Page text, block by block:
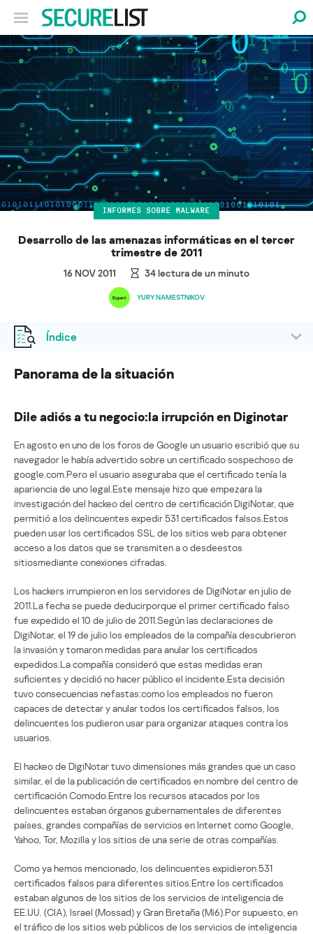
INFORMES SOBRE MALWARE
Desarrollo de las amenazas informáticas en el tercer
trimestre de 2011
16 NOV 2011 34lectura de un minuto
YURY NAMESTNIKOV
Índice
Panorama de la situación
Dile adiós a tu negocio:la irrupción en Diginotar
En agosto en uno de los foros de Google un usuario escribió que su
navegador le había advertido sobre un certificado sospechoso de
google.com.Pero el usuario aseguraba que el certificado tenía la
apariencia de uno legal.Este mensaje hizo que empezara la
investigación del hackeo del centro de certificación DigiNotar, que
permitió a los delincuentes expedir 531 certificados falsos.Estos
pueden usar los certificados SSL de los sitios web para obtener
acceso a los datos que se transmiten a o desdeestos
sitiosmediante conexiones cifradas.
Los hackers irrumpieron en los servidores de DigiNotar en julio de
2011.La fecha se puede deducirporque el primer certificado falso
fue expedido el 10 de julio de 2011.Según las declaraciones de
DigiNotar, el 19 de julio los empleados de la compañía descubrieron
la invasión y tomaron medidas para anular los certificados
expedidos.La compañía consideró que estas medidas eran
suficientes y decidió no hacer público el incidente.Esta decisión
tuvo consecuencias nefastas:como los empleados no fueron
capaces de detectar y anular todos los certificados falsos, los
delincuentes los pudieron usar para organizar ataques contra los
usuarios.
El hackeo de DigiNotar tuvo dimensiones más grandes que un caso
similar, el de la publicación de certificados en nombre del centro de
certificación Comodo.Entre los recursos atacados por los
delincuentes estaban órganos gubernamentales de diferentes
países, grandes compañías de servicios en Internet como Google,
Yahoo, Tor, Mozilla y los sitios de una serie de otras compañías.
Como ya hemos mencionado, los delincuentes expidieron 531
certificados falsos para diferentes sitios.Entre los certificados
estaban algunos de los sitios de los servicios de inteligencia de
EE.UU. (CIA), Israel (Mossad) y Gran Bretaña (Mi6).Por supuesto, en
el tráfico de los sitios web públicos de los servicios de inteligencia